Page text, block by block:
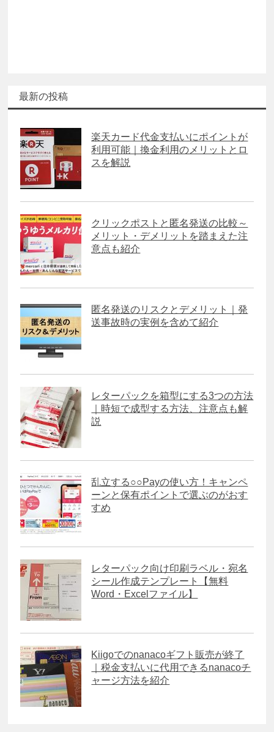
最新の投稿
楽天カード代金支払いにポイントが
利用可能｜換金利用のメリットとロ
スを解説
クリックポストと匿名発送の比較～
メリット・デメリットを踏まえた注
意点も紹介
匿名発送のリスクとデメリット｜発
送事故時の実例を含めて紹介
レターパックを箱型にする3つの方法
｜時短で成型する方法、注意点も解
説
乱立する○○Payの使い方！キャンペ
ーンと保有ポイントで選ぶのがおす
すめ
レターパック向け印刷ラベル・宛名
シール作成テンプレート【無料
Word・Excelファイル】
Kiigoでのnanacoギフト販売が終了
｜税金支払いに代用できるnanacoチ
ャージ方法を紹介